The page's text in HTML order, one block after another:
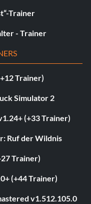
Trainer
- Trainer
Trainer)
Simulator 2
(+33 Trainer)
Ruf der Wildnis
Trainer)
(+44 Trainer)
v1.512.105.0